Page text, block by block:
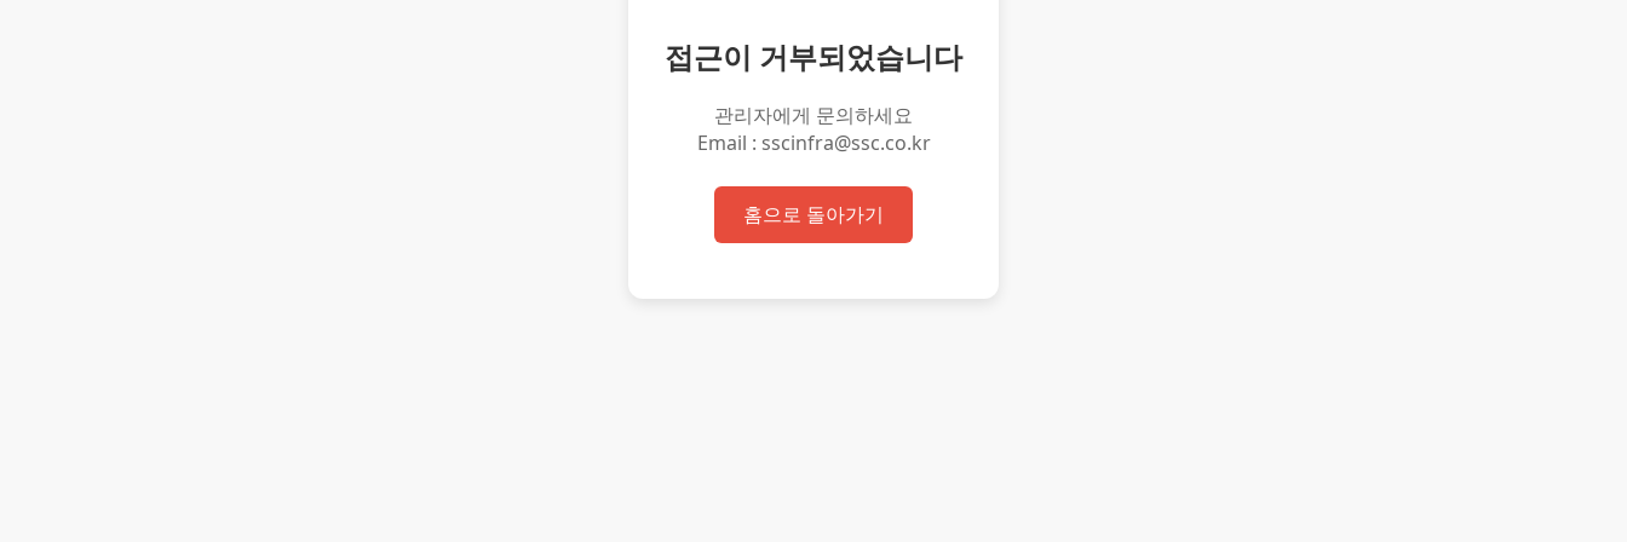
접근이 거부되었습니다
관리자에게 문의하세요
Email : sscinfra@ssc.co.kr
홈으로 돌아가기